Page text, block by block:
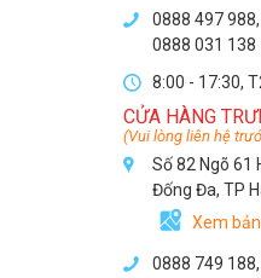
0888 497 988,
0888 031 138
8:00 - 17:30,
CỬA HÀNG
(Vui lòng liên hệ
Số 82 Ngõ 61
Đống Đa, TP
Xem
0888 749 188,